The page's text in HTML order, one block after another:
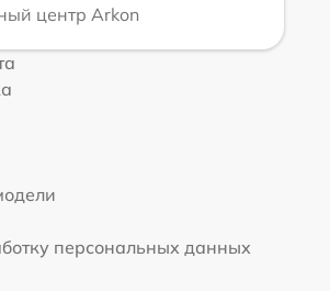
центр Arkon
персональных данных